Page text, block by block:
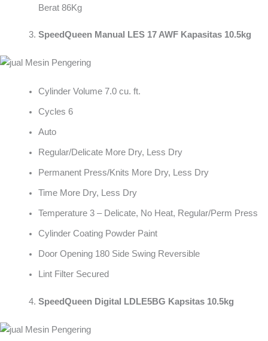
Berat 86Kg
SpeedQueen Manual LES 17 AWF Kapasitas 10.5kg
Cylinder Volume 7.0 cu. ft.
Cycles 6
Auto
Regular/Delicate More Dry, Less Dry
Permanent Press/Knits More Dry, Less Dry
Time More Dry, Less Dry
Temperature 3 – Delicate, No Heat, Regular/Perm Press
Cylinder Coating Powder Paint
Door Opening 180 Side Swing Reversible
Lint Filter Secured
SpeedQueen Digital LDLE5BG Kapsitas 10.5kg